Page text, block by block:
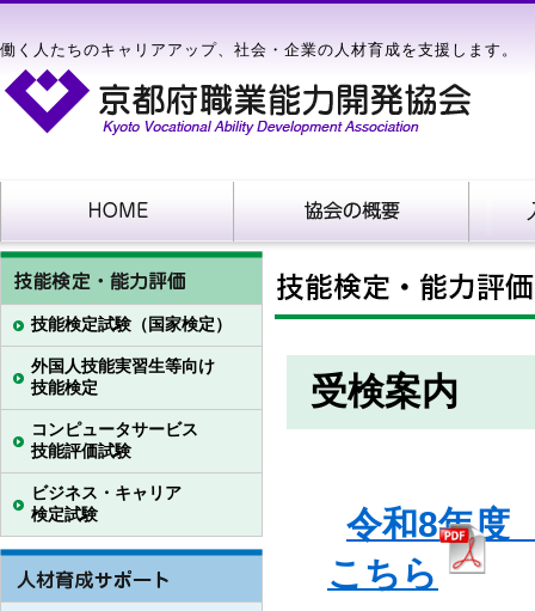
働く人たちのキャリアアップ、社会・企業の人材育成を支援します。
受検案内
令和8年度
こちら
技能検定試験（国家検定）
外国人技能実習生等向け
技能検定
コンピュータサービス
技能評価試験
ビジネス・キャリア
検定試験